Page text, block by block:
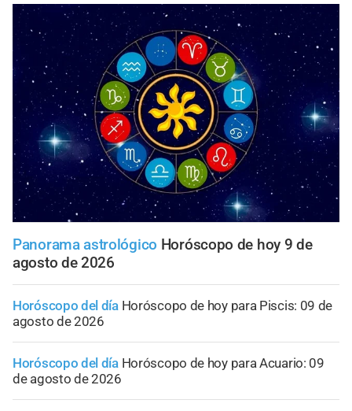
Panorama astrológico Horóscopo de hoy 9 de
agosto de 2026
Horóscopo del día Horóscopo de hoy para Piscis: 09 de
agosto de 2026
Horóscopo del día Horóscopo de hoy para Acuario: 09
de agosto de 2026